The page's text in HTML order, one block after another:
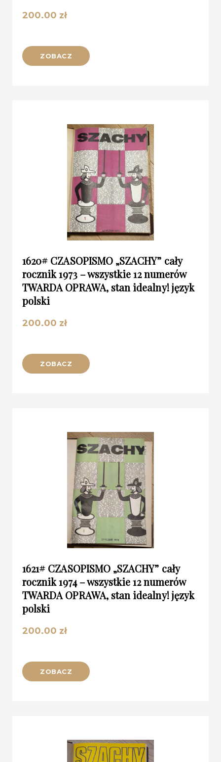
200.00 zł
ZOBACZ
1620# CZASOPISMO „SZACHY” cały
rocznik 1973 – wszystkie 12 numerów
TWARDA OPRAWA, stan idealny! język
polski
200.00 zł
ZOBACZ
1621# CZASOPISMO „SZACHY” cały
rocznik 1974 – wszystkie 12 numerów
TWARDA OPRAWA, stan idealny! język
polski
200.00 zł
ZOBACZ